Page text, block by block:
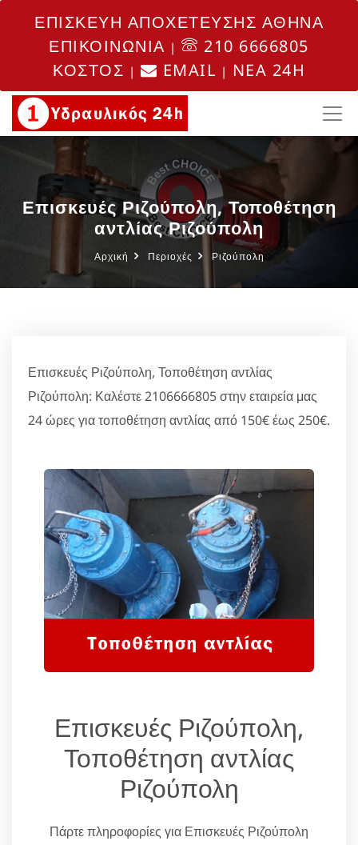
ΕΠΙΣΚΕΥΗ ΑΠΟΧΕΤΕΥΣΗΣ ΑΘΗΝΑ
ΕΠΙΚΟΙΝΩΝΙΑ |
210 6666805
ΚΟΣΤΟΣ | EMAIL | NEA 24H
Επισκευές Ριζούπολη, Τοποθέτηση
αντλίας Ριζούπολη
Αρχική Περιοχές Ριζούπολη
Επισκευές Ριζούπολη, Τοποθέτηση αντλίας
Ριζούπολη: Καλέστε 2106666805 στην εταιρεία μας
24 ώρες για τοποθέτηση αντλίας από 150€ έως 250€.
Επισκευές Ριζούπολη,
Τοποθέτηση αντλίας
Ριζούπολη
Πάρτε πληροφορίες για Επισκευές Ριζούπολη